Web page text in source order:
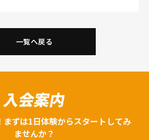
一覧へ戻る
入会案内
ずは1日体験からスタートしてみ
ませんか？